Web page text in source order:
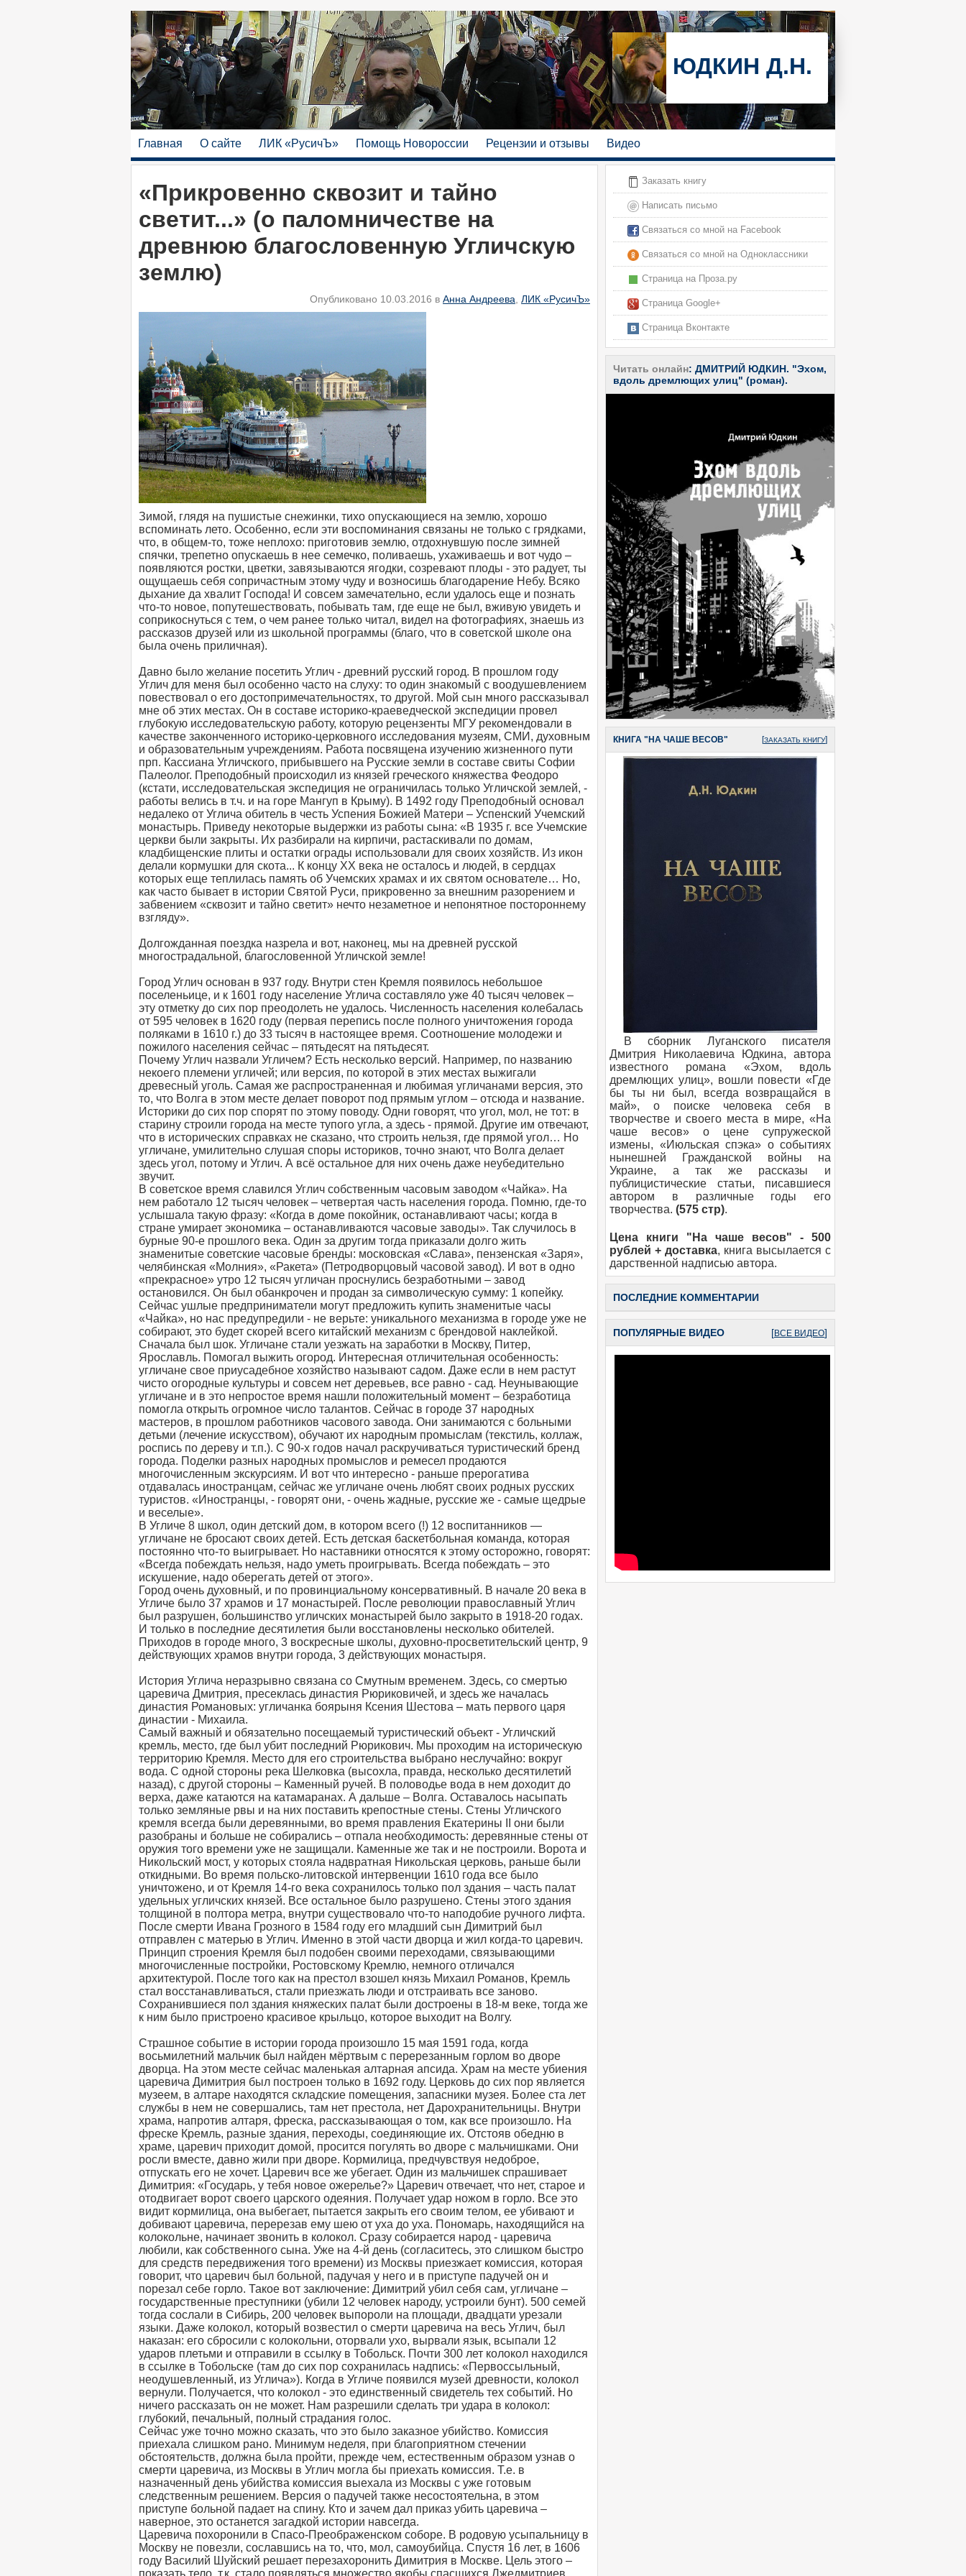
ЮДКИН Д.Н.
Главная О сайте ЛИК «РусичЪ» Помощь Новороссии Рецензии и отзывы Видео
«Прикровенно сквозит и тайно
светит...» (о паломничестве на
древнюю благословенную Угличскую
землю)
Опубликовано 10.03.2016 в Анна Андреева ЛИК «РусичЪ»
Зимой, глядя на пушистые снежинки, тихо опускающиеся на землю, хорошо
вспоминать лето. Особенно, если эти воспоминания связаны не только с грядками,
что, в общем-то, тоже неплохо: приготовив землю, отдохнувшую после зимней
спячки, трепетно опускаешь в нее семечко, поливаешь, ухаживаешь и вот чудо –
появляются ростки, цветки, завязываются ягодки, созревают плоды - это радует, ты
ощущаешь себя сопричастным этому чуду и возносишь благодарение Небу. Всяко
дыхание да хвалит Господа! И совсем замечательно, если удалось еще и познать
что-то новое, попутешествовать, побывать там, где еще не был, вживую увидеть и
соприкоснуться с тем, о чем ранее только читал, видел на фотографиях, знаешь из
рассказов друзей или из школьной программы (благо, что в советской школе она
была очень приличная).
Давно было желание посетить Углич - древний русский город. В прошлом году
Углич для меня был особенно часто на слуху: то один знакомый с воодушевлением
повествовал о его достопримечательностях, то другой. Мой сын много рассказывал
мне об этих местах. Он в составе историко-краеведческой экспедиции провел
глубокую исследовательскую работу, которую рецензенты МГУ рекомендовали в
качестве законченного историко-церковного исследования музеям, СМИ, духовным
и образовательным учреждениям. Работа посвящена изучению жизненного пути
прп. Кассиана Угличского, прибывшего на Русские земли в составе свиты Софии
Палеолог. Преподобный происходил из князей греческого княжества Феодоро
(кстати, исследовательская экспедиция не ограничилась только Угличской землей, -
работы велись в т.ч. и на горе Мангуп в Крыму). В 1492 году Преподобный основал
недалеко от Углича обитель в честь Успения Божией Матери – Успенский Учемский
монастырь. Приведу некоторые выдержки из работы сына: «В 1935 г. все Учемские
церкви были закрыты. Их разбирали на кирпичи, растаскивали по домам,
кладбищенские плиты и остатки ограды использовали для своих хозяйств. Из икон
делали кормушки для скота... К концу ХХ века не осталось и людей, в сердцах
которых еще теплилась память об Учемских храмах и их святом основателе… Но,
как часто бывает в истории Святой Руси, прикровенно за внешним разорением и
забвением «сквозит и тайно светит» нечто незаметное и непонятное постороннему
взгляду».
Долгожданная поездка назрела и вот, наконец, мы на древней русской
многострадальной, благословенной Угличской земле!
Город Углич основан в 937 году. Внутри стен Кремля появилось небольшое
поселеньице, и к 1601 году население Углича составляло уже 40 тысяч человек –
эту отметку до сих пор преодолеть не удалось. Численность населения колебалась
от 595 человек в 1620 году (первая перепись после полного уничтожения города
поляками в 1610 г.) до 33 тысяч в настоящее время. Соотношение молодежи и
пожилого населения сейчас – пятьдесят на пятьдесят.
Почему Углич назвали Угличем? Есть несколько версий. Например, по названию
некоего племени угличей; или версия, по которой в этих местах выжигали
древесный уголь. Самая же распространенная и любимая угличанами версия, это
то, что Волга в этом месте делает поворот под прямым углом – отсюда и название.
Историки до сих пор спорят по этому поводу. Одни говорят, что угол, мол, не тот: в
старину строили города на месте тупого угла, а здесь - прямой. Другие им отвечают,
что в исторических справках не сказано, что строить нельзя, где прямой угол… Но
угличане, умилительно слушая споры историков, точно знают, что Волга делает
здесь угол, потому и Углич. А всё остальное для них очень даже неубедительно
звучит.
В советское время славился Углич собственным часовым заводом «Чайка». На
нем работало 12 тысяч человек – четвертая часть населения города. Помню, где-то
услышала такую фразу: «Когда в доме покойник, останавливают часы; когда в
стране умирает экономика – останавливаются часовые заводы». Так случилось в
бурные 90-е прошлого века. Один за другим тогда приказали долго жить
знаменитые советские часовые бренды: московская «Слава», пензенская «Заря»,
челябинская «Молния», «Ракета» (Петродворцовый часовой завод). И вот в одно
«прекрасное» утро 12 тысяч угличан проснулись безработными – завод
остановился. Он был обанкрочен и продан за символическую сумму: 1 копейку.
Сейчас ушлые предприниматели могут предложить купить знаменитые часы
«Чайка», но нас предупредили - не верьте: уникального механизма в городе уже не
собирают, это будет скорей всего китайский механизм с брендовой наклейкой.
Сначала был шок. Угличане стали уезжать на заработки в Москву, Питер,
Ярославль. Помогал выжить огород. Интересная отличительная особенность:
угличане свое приусадебное хозяйство называют садом. Даже если в нем растут
чисто огородные культуры и совсем нет деревьев, все равно - сад. Неунывающие
угличане и в это непростое время нашли положительный момент – безработица
помогла открыть огромное число талантов. Сейчас в городе 37 народных
мастеров, в прошлом работников часового завода. Они занимаются с больными
детьми (лечение искусством), обучают их народным промыслам (текстиль, коллаж,
роспись по дереву и т.п.). С 90-х годов начал раскручиваться туристический бренд
города. Поделки разных народных промыслов и ремесел продаются
многочисленным экскурсиям. И вот что интересно - раньше прерогатива
отдавалась иностранцам, сейчас же угличане очень любят своих родных русских
туристов. «Иностранцы, - говорят они, - очень жадные, русские же - самые щедрые
и веселые».
В Угличе 8 школ, один детский дом, в котором всего (!) 12 воспитанников —
угличане не бросают своих детей. Есть детская баскетбольная команда, которая
постоянно что-то выигрывает. Но наставники относятся к этому осторожно, говорят:
«Всегда побеждать нельзя, надо уметь проигрывать. Всегда побеждать – это
искушение, надо оберегать детей от этого».
Город очень духовный, и по провинциальному консервативный. В начале 20 века в
Угличе было 37 храмов и 17 монастырей. После революции православный Углич
был разрушен, большинство угличских монастырей было закрыто в 1918-20 годах.
И только в последние десятилетия были восстановлены несколько обителей.
Приходов в городе много, 3 воскресные школы, духовно-просветительский центр, 9
действующих храмов внутри города, 3 действующих монастыря.
История Углича неразрывно связана со Смутным временем. Здесь, со смертью
царевича Дмитрия, пресеклась династия Рюриковичей, и здесь же началась
династия Романовых: угличанка боярыня Ксения Шестова – мать первого царя
династии - Михаила.
Самый важный и обязательно посещаемый туристический объект - Угличский
кремль, место, где был убит последний Рюрикович. Мы проходим на историческую
территорию Кремля. Место для его строительства выбрано неслучайно: вокруг
вода. С одной стороны река Шелковка (высохла, правда, несколько десятилетий
назад), с другой стороны – Каменный ручей. В половодье вода в нем доходит до
верха, даже катаются на катамаранах. А дальше – Волга. Оставалось насыпать
только земляные рвы и на них поставить крепостные стены. Стены Угличского
кремля всегда были деревянными, во время правления Екатерины II они были
разобраны и больше не собирались – отпала необходимость: деревянные стены от
оружия того времени уже не защищали. Каменные же так и не построили. Ворота и
Никольский мост, у которых стояла надвратная Никольская церковь, раньше были
откидными. Во время польско-литовской интервенции 1610 года все было
уничтожено, и от Кремля 14-го века сохранилось только пол здания – часть палат
удельных угличских князей. Все остальное было разрушено. Стены этого здания
толщиной в полтора метра, внутри существовало что-то наподобие ручного лифта.
После смерти Ивана Грозного в 1584 году его младший сын Димитрий был
отправлен с матерью в Углич. Именно в этой части дворца и жил когда-то царевич.
Принцип строения Кремля был подобен своими переходами, связывающими
многочисленные постройки, Ростовскому Кремлю, немного отличался
архитектурой. После того как на престол взошел князь Михаил Романов, Кремль
стал восстанавливаться, стали приезжать люди и отстраивать все заново.
Сохранившиеся пол здания княжеских палат были достроены в 18-м веке, тогда же
к ним было пристроено красивое крыльцо, которое выходит на Волгу.
Страшное событие в истории города произошло 15 мая 1591 года, когда
восьмилетний мальчик был найден мёртвым с перерезанным горлом во дворе
дворца. На этом месте сейчас маленькая алтарная апсида. Храм на месте убиения
царевича Димитрия был построен только в 1692 году. Церковь до сих пор является
музеем, в алтаре находятся складские помещения, запасники музея. Более ста лет
службы в нем не совершались, там нет престола, нет Дарохранительницы. Внутри
храма, напротив алтаря, фреска, рассказывающая о том, как все произошло. На
фреске Кремль, разные здания, переходы, соединяющие их. Отстояв обедню в
храме, царевич приходит домой, просится погулять во дворе с мальчишками. Они
росли вместе, давно жили при дворе. Кормилица, предчувствуя недоброе,
отпускать его не хочет. Царевич все же убегает. Один из мальчишек спрашивает
Димитрия: «Государь, у тебя новое ожерелье?» Царевич отвечает, что нет, старое и
отодвигает ворот своего царского одеяния. Получает удар ножом в горло. Все это
видит кормилица, она выбегает, пытается закрыть его своим телом, ее убивают и
добивают царевича, перерезав ему шею от уха до уха. Пономарь, находящийся на
колокольне, начинает звонить в колокол. Сразу собирается народ - царевича
любили, как собственного сына. Уже на 4-й день (согласитесь, это слишком быстро
для средств передвижения того времени) из Москвы приезжает комиссия, которая
говорит, что царевич был больной, падучая у него и в приступе падучей он и
порезал себе горло. Такое вот заключение: Димитрий убил себя сам, угличане –
государственные преступники (убили 12 человек народу, устроили бунт). 500 семей
тогда сослали в Сибирь, 200 человек выпороли на площади, двадцати урезали
языки. Даже колокол, который возвестил о смерти царевича на весь Углич, был
наказан: его сбросили с колокольни, оторвали ухо, вырвали язык, всыпали 12
ударов плетьми и отправили в ссылку в Тобольск. Почти 300 лет колокол находился
в ссылке в Тобольске (там до сих пор сохранилась надпись: «Первоссыльный,
неодушевленный, из Углича»). Когда в Угличе появился музей древности, колокол
вернули. Получается, что колокол - это единственный свидетель тех событий. Но
ничего рассказать он не может. Нам разрешили сделать три удара в колокол:
глубокий, печальный, полный страдания голос.
Сейчас уже точно можно сказать, что это было заказное убийство. Комиссия
приехала слишком рано. Минимум неделя, при благоприятном стечении
обстоятельств, должна была пройти, прежде чем, естественным образом узнав о
смерти царевича, из Москвы в Углич могла бы приехать комиссия. Т.е. в
назначенный день убийства комиссия выехала из Москвы с уже готовым
следственным решением. Версия о падучей также несостоятельна, в этом
приступе больной падает на спину. Кто и зачем дал приказ убить царевича –
наверное, это останется загадкой истории навсегда.
Царевича похоронили в Спасо-Преображенском соборе. В родовую усыпальницу в
Москву не повезли, сославшись на то, что, мол, самоубийца. Спустя 16 лет, в 1606
году Василий Шуйский решает перезахоронить Димитрия в Москве. Цель этого –
показать тело, т.к. стало появляться множество якобы спасшихся Лжедмитриев.
Заказать книгу
Написать письмо
Связаться со мной на Facebook
Связаться со мной на Одноклассники
Страница на Проза.ру
Страница Google+
Страница Вконтакте
Читать онлайн: ДМИТРИЙ ЮДКИН. "Эхом,
вдоль дремлющих улиц" (роман).
КНИГА "НА ЧАШЕ ВЕСОВ" [ЗАКАЗАТЬ КНИГУ]
В сборник Луганского писателя
Дмитрия Николаевича Юдкина, автора
известного романа «Эхом, вдоль
дремлющих улиц», вошли повести «Где
бы ты ни был, всегда возвращайся в
май», о поиске человека себя в
творчестве и своего места в мире, «На
чаше весов» о цене супружеской
измены, «Июльская спэка» о событиях
нынешней Гражданской войны на
Украине, а так же рассказы и
публицистические статьи, писавшиеся
автором в различные годы его
творчества. (575 стр).
Цена книги "На чаше весов" - 500
рублей + доставка, книга высылается с
дарственной надписью автора.
ПОСЛЕДНИЕ КОММЕНТАРИИ
ПОПУЛЯРНЫЕ ВИДЕО [ВСЕ ВИДЕО]